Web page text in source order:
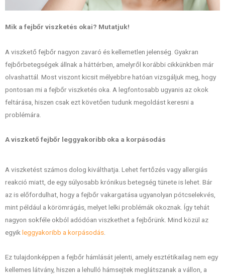
Mik a fejbőr viszketés okai? Mutatjuk!
A viszkető fejbőr nagyon zavaró és kellemetlen jelenség. Gyakran
fejbőrbetegségek állnak a háttérben, amelyről korábbi cikkünkben már
olvashattál. Most viszont kicsit mélyebbre hatóan vizsgáljuk meg, hogy
pontosan mi a fejbőr viszketés oka. A legfontosabb ugyanis az okok
feltárása, hiszen csak ezt követően tudunk megoldást keresni a
problémára.
A viszkető fejbőr leggyakoribb oka a korpásodás
A viszketést számos dolog kiválthatja. Lehet fertőzés vagy allergiás
reakció miatt, de egy súlyosabb krónikus betegség tünete is lehet. Bár
az is előfordulhat, hogy a fejbőr vakargatása ugyanolyan pótcselekvés,
mint például a körömrágás, melyet lelki problémák okoznak. Így tehát
nagyon sokféle okból adódóan viszkethet a fejbőrünk. Mind közül az
egyik leggyakoribb a korpásodás
Ez tulajdonképpen a fejbőr hámlását jelenti, amely esztétikailag nem egy
kellemes látvány, hiszen a lehulló hámsejtek meglátszanak a vállon, a